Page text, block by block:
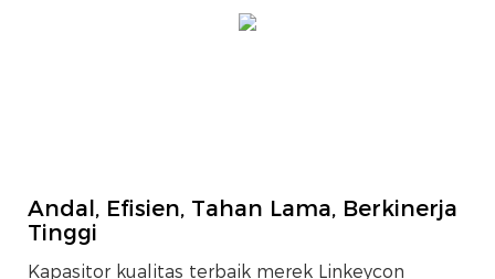
Andal, Efisien, Tahan Lama, Berkinerja
Tinggi
Kapasitor kualitas terbaik merek Linkeycon